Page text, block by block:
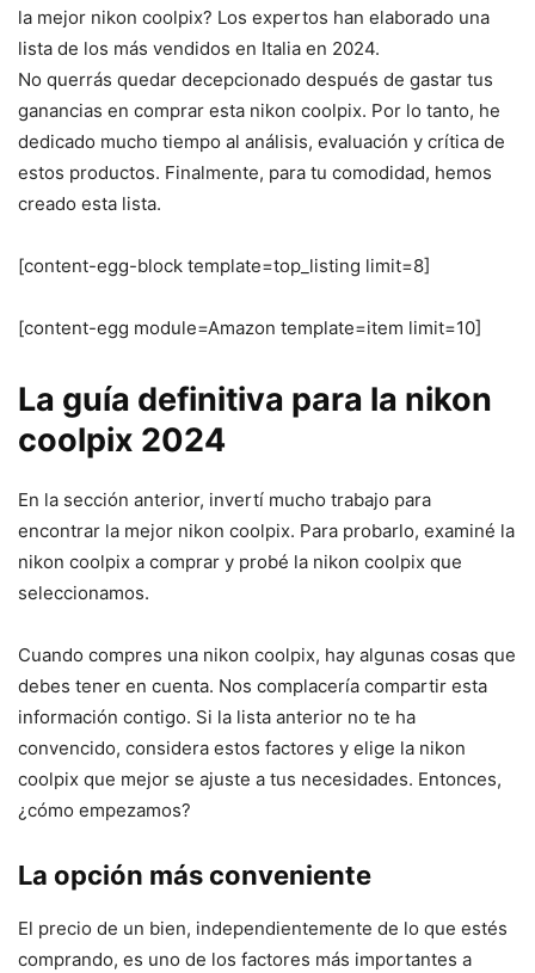
la mejor nikon coolpix? Los expertos han elaborado una
lista de los más vendidos en Italia en 2024.
No querrás quedar decepcionado después de gastar tus
ganancias en comprar esta nikon coolpix. Por lo tanto, he
dedicado mucho tiempo al análisis, evaluación y crítica de
estos productos. Finalmente, para tu comodidad, hemos
creado esta lista.
[content-egg-block template=top_listing limit=8]
[content-egg module=Amazon template=item limit=10]
La guía definitiva para la nikon
coolpix 2024
En la sección anterior, invertí mucho trabajo para
encontrar la mejor nikon coolpix. Para probarlo, examiné la
nikon coolpix a comprar y probé la nikon coolpix que
seleccionamos.
Cuando compres una nikon coolpix, hay algunas cosas que
debes tener en cuenta. Nos complacería compartir esta
información contigo. Si la lista anterior no te ha
convencido, considera estos factores y elige la nikon
coolpix que mejor se ajuste a tus necesidades. Entonces,
¿cómo empezamos?
La opción más conveniente
El precio de un bien, independientemente de lo que estés
comprando, es uno de los factores más importantes a